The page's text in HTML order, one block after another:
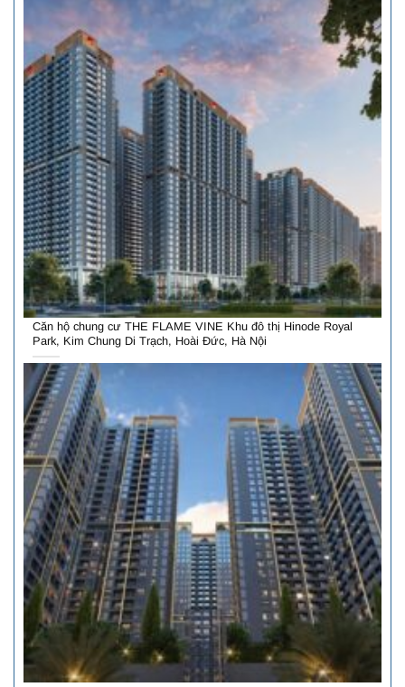
Căn hộ chung cư THE FLAME VINE Khu đô thị Hinode Royal
Park, Kim Chung Di Trạch, Hoài Đức, Hà Nội